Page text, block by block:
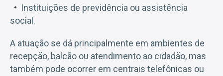
Instituições de previdência ou assistência
social.
A atuação se dá principalmente em ambientes de
recepção, balcão ou atendimento ao cidadão, mas
também pode ocorrer em centrais telefônicas ou